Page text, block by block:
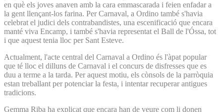
en què els joves anaven amb la cara emmascarada i feien enfadar a
la gent llençant-los farina. Per Carnaval, a Ordino també s'havia
celebrat el judici dels contrabandistes, una escenificació que encara
manté viva Encamp, i també s'havia representat el Ball de l'Óssa, tot
i que aquest tenia lloc per Sant Esteve.
Actualment, l'acte central del Carnaval a Ordino és l'àpat popular
que té lloc el dilluns de Carnaval i el concurs de disfresses que es
duu a terme a la tarda. Per aquest motiu, els cònsols de la parròquia
estan treballant per potenciar la festa, i intentar recuperar antigues
tradicions.
Gemma Riba ha explicat que encara han de veure com li donen